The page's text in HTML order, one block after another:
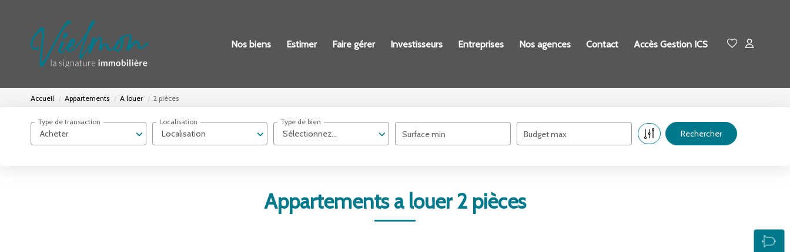
Nos biens Estimer Faire gérer Investisseurs Entreprises Nos agences Contact Accès Gestion ICS
Accueil Appartements A louer 2 pièces
Acheter
Type de transaction
Localisation
Localisation
Sélectionnez...
Type de bien
Surface min Budget max
Appartements a louer 2 pièces